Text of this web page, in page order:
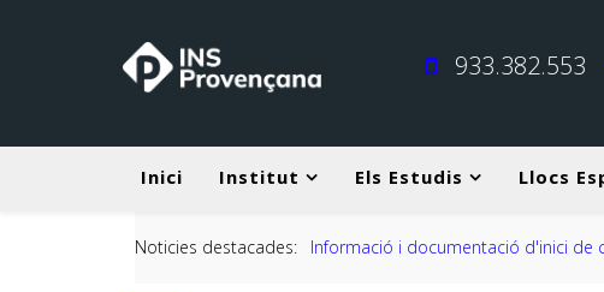
933.382.553
Inici Institut Els Estudis Llocs
Noticies destacades:
Informació i documentació d'inici de curs 2026-